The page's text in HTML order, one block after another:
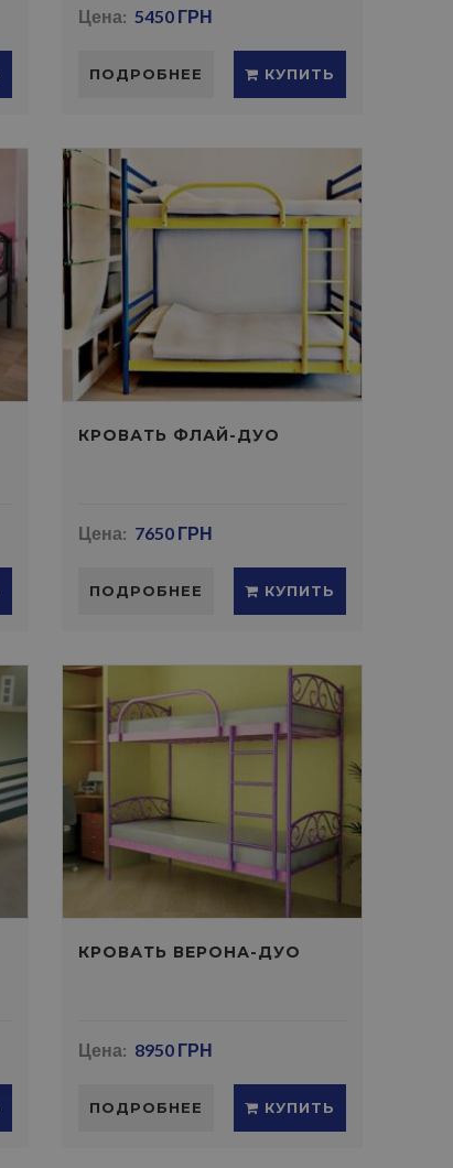
Цена: 5450 ГРН
ПОДРОБНЕЕ КУПИТЬ
КРОВАТЬ ФЛАЙ-ДУО
Цена: 7650 ГРН
ПОДРОБНЕЕ КУПИТЬ
КРОВАТЬ ВЕРОНА-ДУО
Цена: 8950 ГРН
ПОДРОБНЕЕ КУПИТЬ